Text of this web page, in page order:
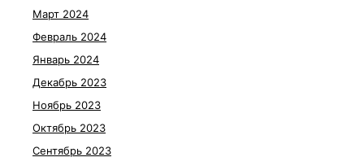
Март 2024
Февраль 2024
Январь 2024
Декабрь 2023
Ноябрь 2023
Октябрь 2023
Сентябрь 2023